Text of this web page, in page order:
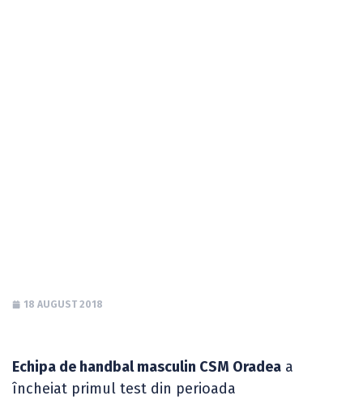
18 AUGUST 2018
Echipa de handbal masculin CSM Oradea a
încheiat primul test din perioada